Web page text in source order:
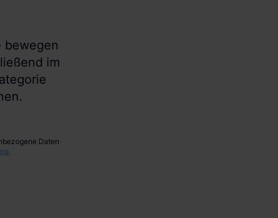
bewegen
im
Daten